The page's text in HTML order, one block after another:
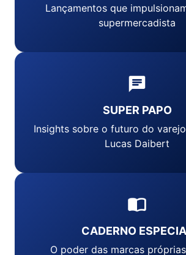
Lançamentos que
supermercadista
SUPER PAPO
Insights sobre o futuro do
Lucas Daibert
CADERNO
O poder das marcas